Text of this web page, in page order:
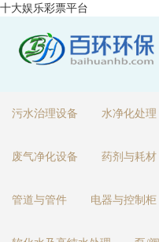
十大娱乐彩票平台
污水治理设备 水净化处理
废气净化设备 药剂与耗材
管道与管件 电器与控制柜